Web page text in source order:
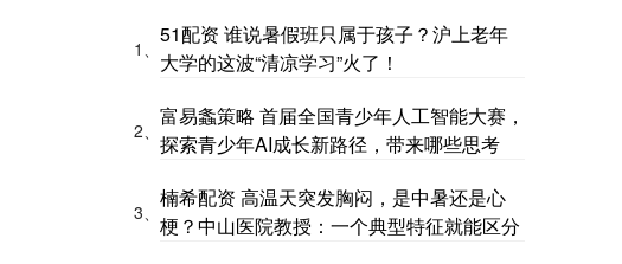
1、
51配资 谁说暑假班只属于孩子？沪上老年
大学的这波“清凉学习”火了！
2、
富易螽策略 首届全国青少年人工智能大赛，
探索青少年AI成长新路径，带来哪些思考
3、
楠希配资 高温天突发胸闷，是中暑还是心
梗？中山医院教授：一个典型特征就能区分